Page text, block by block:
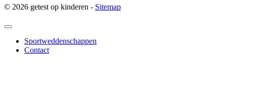
© 2026 getest op kinderen - Sitemap
Sportweddenschappen
Contact